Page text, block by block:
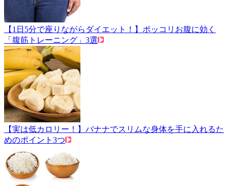
【1日5分で座りながらダイエット！】ポッコリお腹に効く
「腹筋トレーニング」3選
【実は低カロリー！】バナナでスリムな身体を手に入れるた
めのポイント3つ